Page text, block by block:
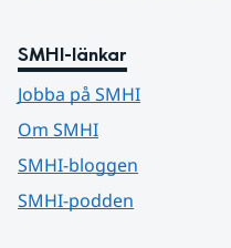
SMHI-länkar
Jobba på SMHI
Om SMHI
SMHI-bloggen
SMHI-podden